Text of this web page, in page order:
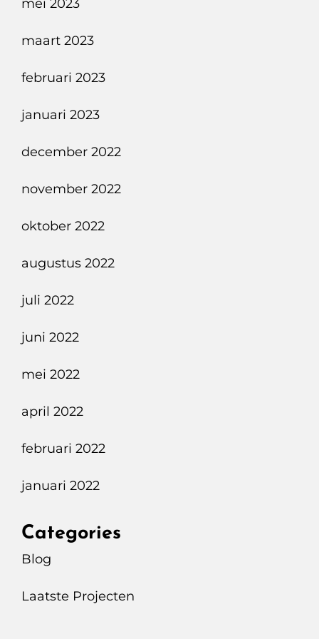
mei 2023
maart 2023
februari 2023
januari 2023
december 2022
november 2022
oktober 2022
augustus 2022
juli 2022
juni 2022
mei 2022
april 2022
februari 2022
januari 2022
Categories
Blog
Laatste Projecten